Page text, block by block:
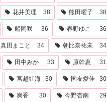
花井美理 38 熊田曜子 38
船岡咲 36 春野ゆこ 36
真田まこと 34 朝比奈祐未 34
田中みか 33 原幹恵 31
宮越虹海 30 国友愛佳 30
爽香 30 今野杏南 29